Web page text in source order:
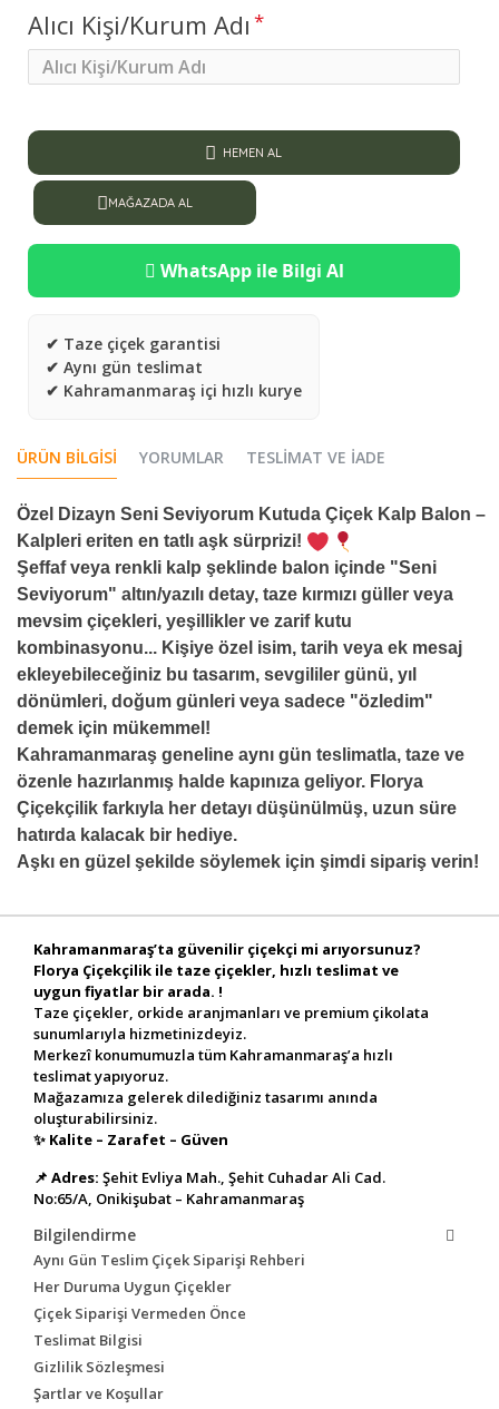
Alıcı Kişi/Kurum Adı
HEMEN AL
MAĞAZADA AL
WhatsApp ile Bilgi Al
✔ Taze çiçek garantisi
✔ Aynı gün teslimat
✔ Kahramanmaraş içi hızlı kurye
ÜRÜN BILGISI YORUMLAR TESLIMAT VE İADE
Özel Dizayn Seni Seviyorum Kutuda Çiçek Kalp Balon –
Kalpleri eriten en tatlı aşk sürprizi!
Şeffaf veya renkli kalp şeklinde balon içinde "Seni
Seviyorum" altın/yazılı detay, taze kırmızı güller veya
mevsim çiçekleri, yeşillikler ve zarif kutu
kombinasyonu... Kişiye özel isim, tarih veya ek mesaj
ekleyebileceğiniz bu tasarım, sevgililer günü, yıl
dönümleri, doğum günleri veya sadece "özledim"
demek için mükemmel!
Kahramanmaraş geneline aynı gün teslimatla, taze ve
özenle hazırlanmış halde kapınıza geliyor. Florya
Çiçekçilik farkıyla her detayı düşünülmüş, uzun süre
hatırda kalacak bir hediye.
Aşkı en güzel şekilde söylemek için şimdi sipariş verin!
Kahramanmaraş’ta güvenilir çiçekçi mi arıyorsunuz?
Florya Çiçekçilik ile taze çiçekler, hızlı teslimat ve
uygun fiyatlar bir arada. !
Taze çiçekler, orkide aranjmanları ve premium çikolata
sunumlarıyla hizmetinizdeyiz.
Merkezî konumumuzla tüm Kahramanmaraş’a hızlı
teslimat yapıyoruz.
Mağazamıza gelerek dilediğiniz tasarımı anında
oluşturabilirsiniz.
✨ Kalite – Zarafet – Güven
📌 Adres: Şehit Evliya Mah., Şehit Cuhadar Ali Cad.
No:65/A, Onikişubat – Kahramanmaraş
Bilgilendirme
Aynı Gün Teslim Çiçek Siparişi Rehberi
Her Duruma Uygun Çiçekler
Çiçek Siparişi Vermeden Önce
Teslimat Bilgisi
Gizlilik Sözleşmesi
Şartlar ve Koşullar